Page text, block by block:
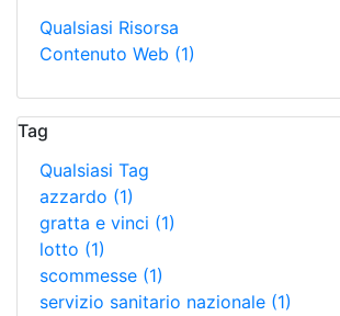
Qualsiasi Risorsa
Contenuto Web (1)
Tag
Qualsiasi Tag
azzardo (1)
gratta e vinci (1)
lotto (1)
scommesse (1)
servizio sanitario nazionale (1)